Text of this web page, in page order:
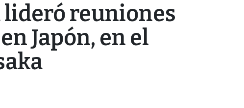
lideró reuniones
Japón, en el